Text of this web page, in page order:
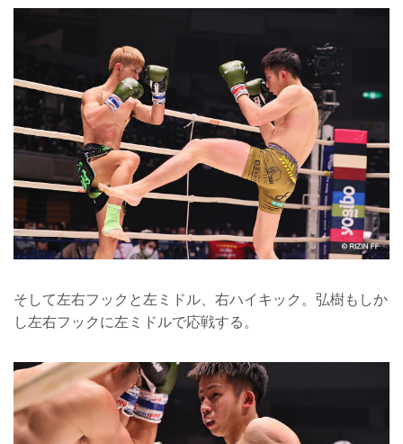
そして左右フックと左ミドル、右ハイキック。弘樹もしか
し左右フックに左ミドルで応戦する。